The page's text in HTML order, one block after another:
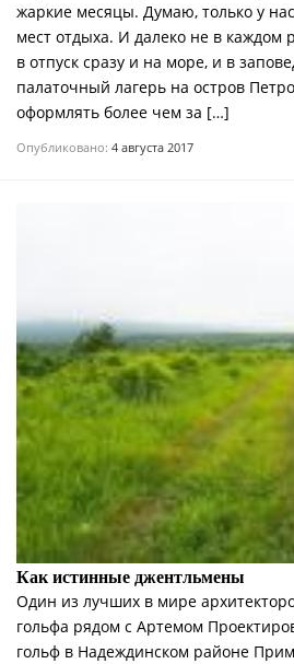
жаркие месяцы. Думаю, только у
мест отдыха. И далеко не в каждом
в отпуск сразу и на море, и в
палаточный лагерь на остров
оформлять более чем за […]
Опубликовано: 4 августа 2017
Как истинные джентльмены
Один из лучших в мире
гольфа рядом с Артемом
гольф в Надеждинском районе